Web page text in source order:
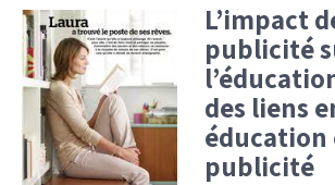
L’impact
publicité
des liens
éducation
publicité